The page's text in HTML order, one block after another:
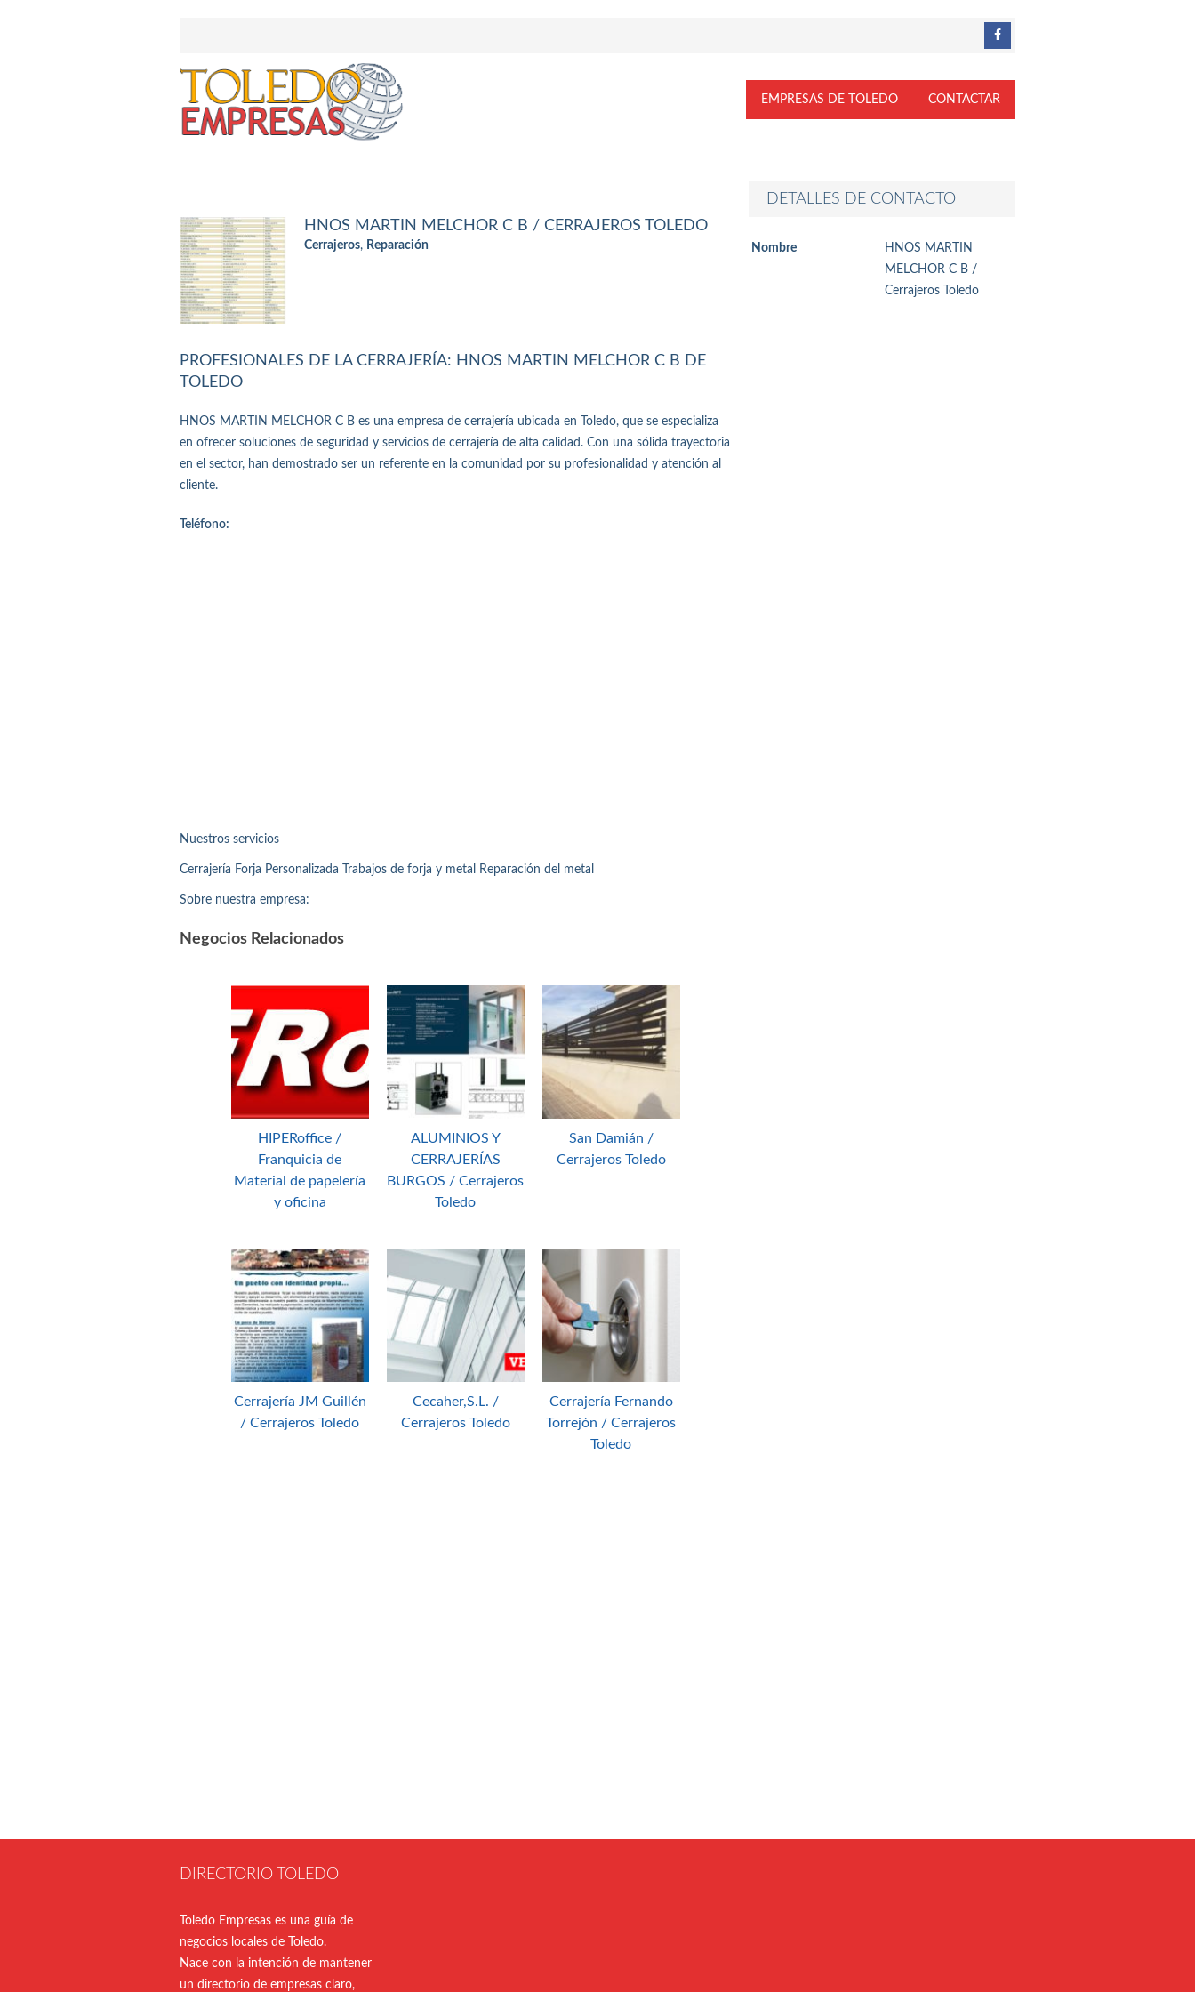
EMPRESAS DE TOLEDO CONTACTAR
DETALLES DE CONTACTO
Nombre
HNOS MARTIN
MELCHOR C B /
Cerrajeros Toledo
HNOS MARTIN MELCHOR C B / CERRAJEROS TOLEDO
Cerrajeros, Reparación
PROFESIONALES DE LA CERRAJERÍA: HNOS MARTIN MELCHOR C B DE
TOLEDO
HNOS MARTIN MELCHOR C B es una empresa de cerrajería ubicada en Toledo, que se especializa
en ofrecer soluciones de seguridad y servicios de cerrajería de alta calidad. Con una sólida trayectoria
en el sector, han demostrado ser un referente en la comunidad por su profesionalidad y atención al
cliente.
Teléfono:
Nuestros servicios
Cerrajería Forja Personalizada Trabajos de forja y metal Reparación del metal
Sobre nuestra empresa:
Negocios Relacionados
HIPERoffice /
Franquicia de
Material de papelería
y oficina
ALUMINIOS Y
CERRAJERÍAS
BURGOS / Cerrajeros
Toledo
San Damián /
Cerrajeros Toledo
Cerrajería JM Guillén
/ Cerrajeros Toledo
Cecaher,S.L. /
Cerrajeros Toledo
Cerrajería Fernando
Torrejón / Cerrajeros
Toledo
DIRECTORIO TOLEDO
Toledo Empresas es una guía de
negocios locales de Toledo.
Nace con la intención de mantener
un directorio de empresas claro,